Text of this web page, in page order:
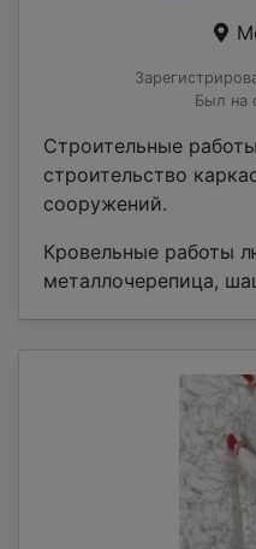
Был на
Строительные
строительство
сооружений.
Кровельные работы
металлочерепица,